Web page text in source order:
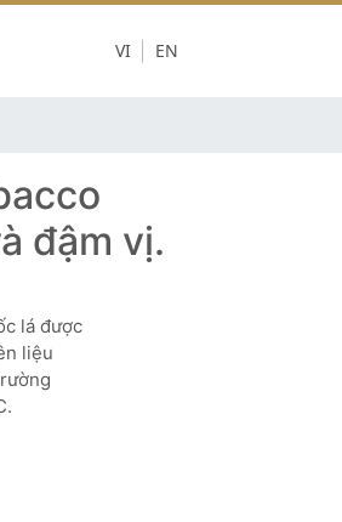
EN
VI
đậm vị.
lá được
liệu